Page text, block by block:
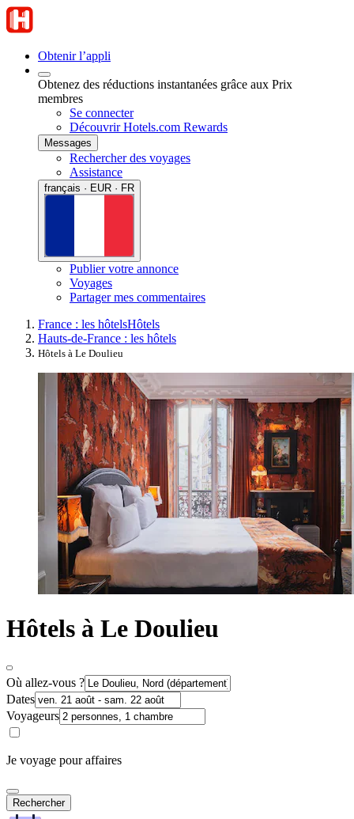
Obtenir l’appli
Obtenez des réductions instantanées grâce aux Prix
membres
Se connecter
Découvrir Hotels.com Rewards
Messages
Rechercher des voyages
Assistance
français · EUR · FR
Publier votre annonce
Voyages
Partager mes commentaires
France : les hôtelsHôtels
Hauts-de-France : les hôtels
Hôtels à Le Doulieu
Hôtels à Le Doulieu
Où allez-vous ?
Dates
Voyageurs
Je voyage pour affaires
Rechercher